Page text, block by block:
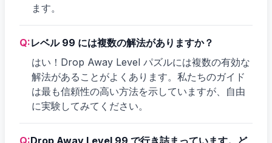
ます。
Q:レベル 99 には複数の解法がありますか？
はい！Drop Away Level パズルには複数の有効な
解法があることがよくあります。私たちのガイド
は最も信頼性の高い方法を示していますが、自由
に実験してみてください。
Q:Drop Away Level 99 で行き詰まっています。ど